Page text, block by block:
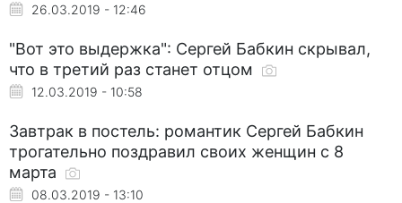
26.03.2019 - 12:46
"Вот это выдержка": Сергей Бабкин скрывал,
что в третий раз станет отцом
12.03.2019 - 10:58
Завтрак в постель: романтик Сергей Бабкин
трогательно поздравил своих женщин с 8
марта
08.03.2019 - 13:10